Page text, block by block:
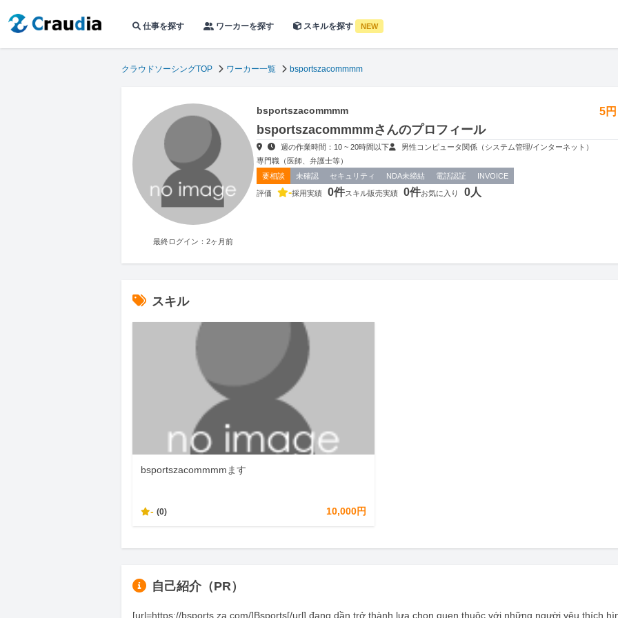
仕事を探す ワーカーを探す スキルを探す NEW
クラウドソーシングTOP ワーカー一覧 bsportszacommmm
最終ログイン：2ヶ月前
bsportszacommmm 5
bsportszacommmmさんのプロフィール
週の作業時間：10 ~ 20時間以下 男性 コンピュータ関係（システム管理/インターネット）
専門職（医師、弁護士等）
要相談
未確認 セキュリティ NDA未締結 電話認証 INVOICE
評価 -採用実績 0件スキル販売実績 0件お気に入り 0人
スキル
bsportszacommmmます
- (0) 10,000円
自己紹介（PR）
[url=https://bsports.za.com/]Bsports[/url] đang dần trở thành lựa chọn quen thuộc với những người yêu thích